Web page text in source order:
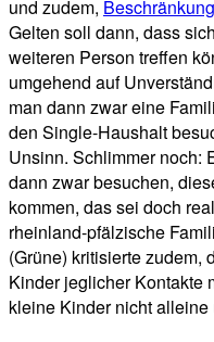
und zudem,
Gelten soll dann, dass
weiteren Person treffen
umgehend auf
man dann zwar eine
den Single-Haushalt
Unsinn. Schlimmer noch:
dann zwar besuchen,
kommen, das sei doch
rheinland-pfälzische
(Grüne) kritisierte zudem,
Kinder jeglicher Kontakte
kleine Kinder nicht